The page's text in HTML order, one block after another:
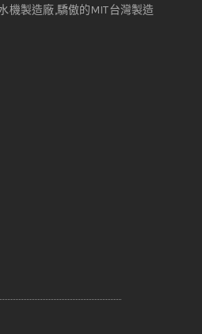
機製造廠,驕傲的MIT台灣製造